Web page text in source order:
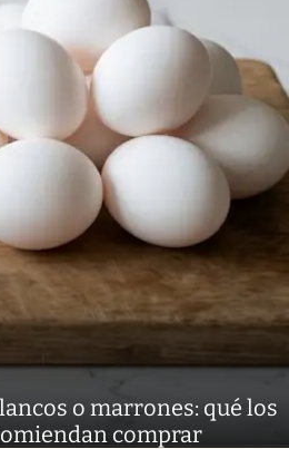
o marrones: qué los
comprar